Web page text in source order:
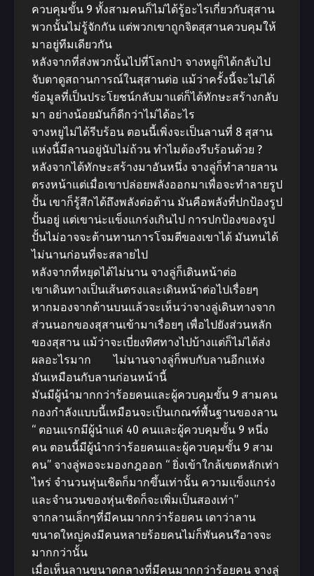
ควบคุมขั้น 9 ทั้งสามคนก็ไม่ได้รู้อะไรเกี่ยวกับสุสาน
พวกนั้นไม่รู้จักกัน แต่พวกเขาถูกจิตสุสานควบคุมให้
มาอยู่ทีมเดียวกัน
หลังจากที่ส่งพวกนั้นไปที่โลกป่า จางหยูก็ได้กลับไป
จับตาดูสถานการณ์ในสุสานต่อ แม้ว่าครั้งนี้จะไม่ได้
ข้อมูลที่เป็นประโยชน์กลับมาแต่ก็ได้ทักษะสร้างกลับ
มา อย่างน้อยมันก็ดีกว่าไม่ได้อะไร
จางหยูไม่ได้รีบร้อน ตอนนี้เพิ่งจะเป็นลานที่ 8 สุสาน
แห่งนี้มีลานอยู่นับไม่ถ้วน ทำไมต้องรีบร้อนด้วย ?
หลังจากได้ทักษะสร้างมาอันหนึ่ง จางลู่ก็ทำลายลาน
ตรงหน้าแต่เมื่อเขาปล่อยพลังออกมาเพื่อจะทำลายรูป
ปั้น เขาก็รู้สึกได้ถึงพลังต่อต้าน มันคือพลังที่ปกป้องรูป
ปั้นอยู่ แต่เขาน่ะแข็งแกร่งเกินไป การปกป้องของรูป
ปั้นไม่อาจจะต้านทานการโจมตีของเขาได้ มันทนได้
ไม่นานก่อนที่จะสลายไป
หลังจากที่หยุดได้ไม่นาน จางลู่ก็เดินหน้าต่อ
เขาเดินทางเป็นเส้นตรงและเดินหน้าต่อไปเรื่อยๆ
หากมองจากด้านบนแล้วจะเห็นว่าจางลู่เดินทางจาก
ส่วนนอกของสุสานเข้ามาเรื่อยๆ เพื่อไปยังส่วนหลัก
ของสุสาน แม้ว่าจะเบี่ยงทิศทางไปบ้างแต่ก็ไม่ได้ส่ง
ผลอะไรมาก ไม่นานจางลู่ก็พบกับลานอีกแห่ง
มันเหมือนกับลานก่อนหน้านี้
มันมีผู้นำมากกว่าร้อยคนและผู้ควบคุมขั้น 9 สามคน
กองกำลังแบบนี้เหมือนจะเป็นเกณฑ์พื้นฐานของลาน
“ ตอนแรกมีผู้นำแค่ 40 คนและผู้ควบคุมขั้น 9 หนึ่ง
คน ตอนนี้มีผู้นำกว่าร้อยคนและผู้ควบคุมขั้น 9 สาม
คน” จางลู่พอจะมองกฎออก “ ยิ่งเข้าใกล้เขตหลักเท่า
ไหร่ จำนวนหุ่นเชิดก็มากขึ้นเท่านั้น ความแข็งแกร่ง
และจำนวนของหุ่นเชิดก็จะเพิ่มเป็นสองเท่า”
จากลานเล็กๆที่มีคนมากกว่าร้อยคน เดาว่าลาน
ขนาดใหญ่คงมีคนหลายร้อยคนไม่ก็พันคนรึอาจจะ
มากกว่านั้น
เมื่อเห็นลานขนาดกลางที่มีคนมากกว่าร้อยคน จางลู่